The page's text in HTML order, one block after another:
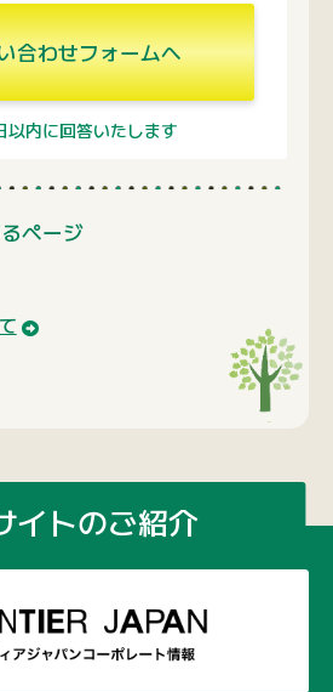
合わせフォームへ
以内に回答いたします
ページ
イトのご紹介